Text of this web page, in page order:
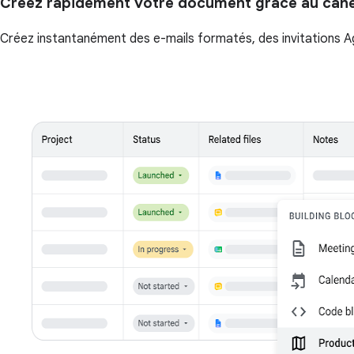
Créez instantanément des e-mails formatés, des invitations